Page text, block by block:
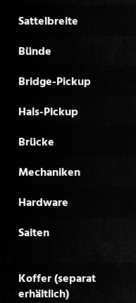
Sattelbreite
Bünde
Bridge-Pickup
Hals-Pickup
Brücke
Mechaniken
Hardware
Saiten
Koffer (separat
erhältlich)